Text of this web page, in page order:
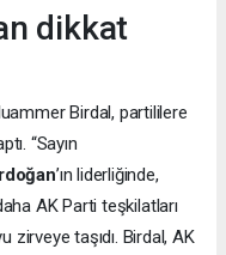
dikkat
Birdal, partililere
“Sayın
’ın liderliğinde,
AK Parti teşkilatları
taşıdı. Birdal, AK